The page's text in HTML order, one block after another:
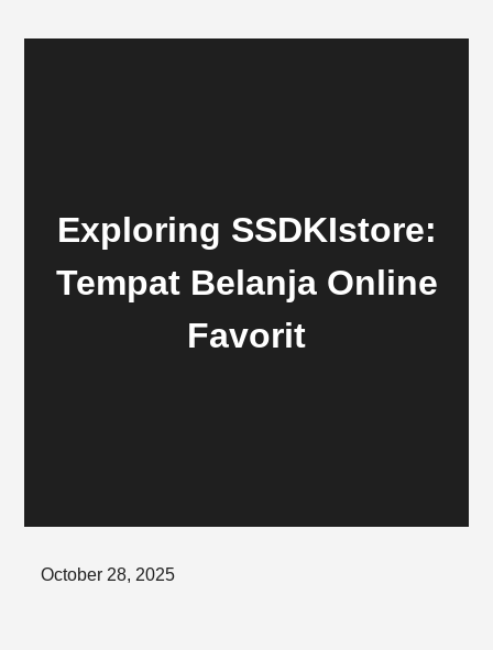
Exploring SSDKIstore:
Tempat Belanja Online
Favorit
Posted
October 28, 2025